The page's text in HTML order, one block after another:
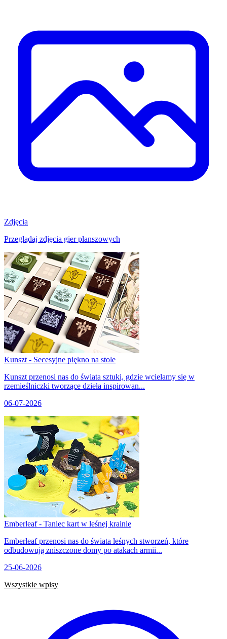
Zdjęcia
Przeglądaj zdjęcia gier planszowych
Kunszt - Secesyjne piękno na stole
Kunszt przenosi nas do świata sztuki, gdzie wcielamy się w
rzemieślniczki tworzące dzieła inspirowan...
06-07-2026
Emberleaf - Taniec kart w leśnej krainie
Emberleaf przenosi nas do świata leśnych stworzeń, które
odbudowują zniszczone domy po atakach armii...
25-06-2026
Wszystkie wpisy